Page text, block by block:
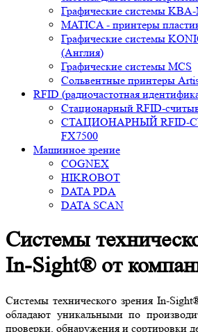
Графические системы
MATICA - принтеры
Графические системы
(Англия)
Графические системы MCS
Сольвентные принтеры
RFID (радиочастотная
Стационарный RFID-
СТАЦИОНАРНЫЙ RFID-
FX7500
Машинное зрение
COGNEX
HIKROBOT
DATA PDA
DATA SCAN
Системы
In-Sight® от
Системы технического зрения In-
обладают уникальными по
проверки, обнаружения и сортировки